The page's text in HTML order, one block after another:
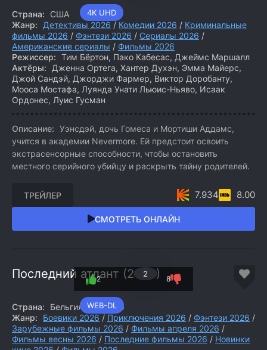
4K UHD
Страна:
США
Жанр:
Детективы 2026 / Комедии 2026 / Криминальные
фильмы 2026 / Фэнтези 2026 / Сериалы 2026 /
Американские сериалы / Фильмы 2026
Режиссер: Тим Бёртон, Пако Кабесас, Джеймс Маршалл
Актёры:
Дженна Ортега, Хантер Духэн, Эмма Майерс,
Джой Сандэй, Джорджи Фармер, Виктор Доробанту,
Мооса Мостафа, Луянда Унати Льюис-Ньяво, Исаак
Ордонес, Луис Гусман
Описание: Уэнсдэй, дочь Гомеса и Мортиши Аддамс,
учится в академии Nevermore. Ей предстоит освоить
экстрасенсорные способности, чтобы остановить
местного серийного убийцу и раскрыть тайну родителей.
СМОТРЕТЬ ОНЛАЙН
ТРЕЙЛЕР 7.934 8.00
Последний атлант (2026)
WEB-DL
2
2 8
Страна:
Бельгия, Марокко
Жанр:
Боевики 2026 / Приключения 2026 / Фэнтези 2026 /
Зарубежные фильмы 2026 / Фильмы апреля 2026 /
Фильмы весны 2026 / Последние фильмы 2026 / Новинки